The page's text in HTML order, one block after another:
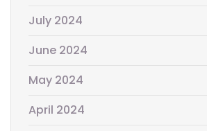
July 2024
June 2024
May 2024
April 2024